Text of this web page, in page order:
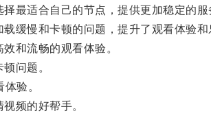
适合自己的节点，提供更加稳定的服
慢和卡顿的问题，提升了观看体验和
和流畅的观看体验。
问题。
验。
频的好帮手。